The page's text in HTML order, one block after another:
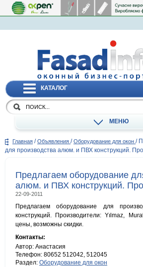
КАТАЛОГ
МЕНЮ
Главная / Объявления / Оборудование для окон /
для производства алюм. и ПВХ конструкций.
Предлагаем оборудование
алюм. и ПВХ конструкций.
22-09-2011
Предлагаем оборудование для
конструкций. Производители: Yılmaz,
цены, возможны скидки.
Контакты:
Автор: Анастасия
Телефон: 80652 512042, 512045
Раздел: Оборудование для окон